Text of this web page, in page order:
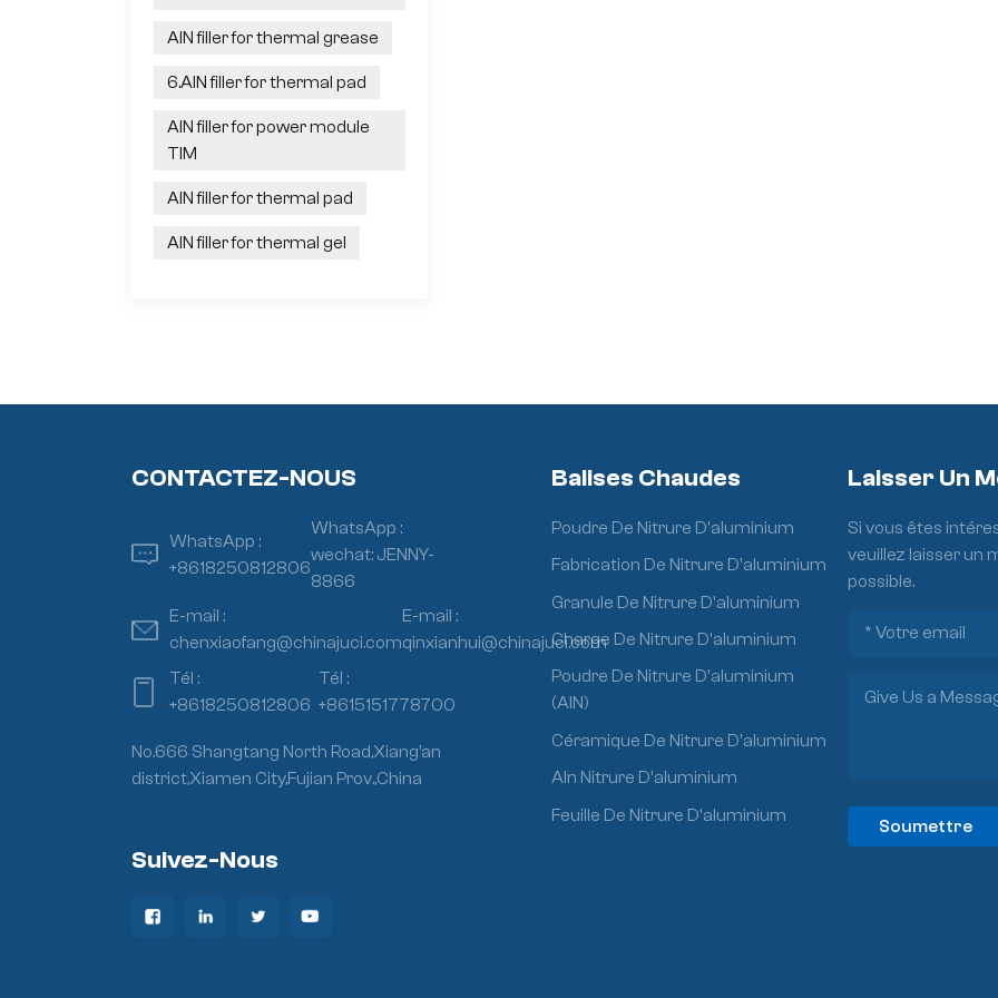
AlN filler for thermal grease
6.AlN filler for thermal pad
AlN filler for power module
TIM
AlN filler for thermal pad
AlN filler for thermal gel
CONTACTEZ-NOUS
WhatsApp :
+8618250812806
WhatsApp :
wechat: JENNY-
8866
E-mail :
chenxiaofang@chinajuci.com
E-mail :
qinxianhui@chinajuci.com
Tél :
+8618250812806
Tél :
+8615151778700
No.666 Shangtang North Road,Xiang’an
district,Xiamen City,Fujian Prov.,China
Suivez-Nous
Balises Chaudes
Poudre De Nitrure D'aluminium
Fabrication De Nitrure D'aluminium
Granule De Nitrure D'aluminium
Charge De Nitrure D'aluminium
Poudre De Nitrure D'aluminium
(AlN)
Céramique De Nitrure D'aluminium
Aln Nitrure D'aluminium
Feuille De Nitrure D'aluminium
Laisser Un
Si vous êtes
veuillez laisser un
possible.
Soumettre